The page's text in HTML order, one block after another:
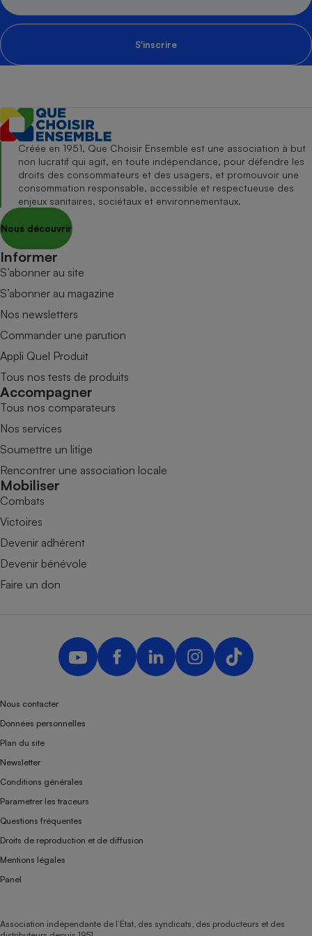
S'inscrire
Créée en 1951, Que Choisir Ensemble est une association à but
non lucratif qui agit, en toute indépendance, pour défendre les
droits des consommateurs et des usagers, et promouvoir une
consommation responsable, accessible et respectueuse des
enjeux sanitaires, sociétaux et environnementaux.
Nous découvrir
Informer
S’abonner au site
S’abonner au magazine
Nos newsletters
Commander une parution
Appli Quel Produit
Tous nos tests de produits
Accompagner
Tous nos comparateurs
Nos services
Soumettre un litige
Rencontrer une association locale
Mobiliser
Combats
Victoires
Devenir adhérent
Devenir bénévole
Faire un don
Nous contacter
Données personnelles
Plan du site
Newsletter
Conditions générales
Paramétrer les traceurs
Questions fréquentes
Droits de reproduction et de diffusion
Mentions légales
Panel
Association indépendante de l’État, des syndicats, des producteurs et des